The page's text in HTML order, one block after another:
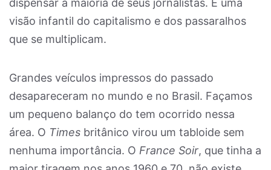
dispensar a maioria de seus jornalistas. É uma
visão infantil do capitalismo e dos passaralhos
que se multiplicam.
Grandes veículos impressos do passado
desapareceram no mundo e no Brasil. Façamos
um pequeno balanço do tem ocorrido nessa
área. O Times britânico virou um tabloide sem
nenhuma importância. O France Soir, que tinha a